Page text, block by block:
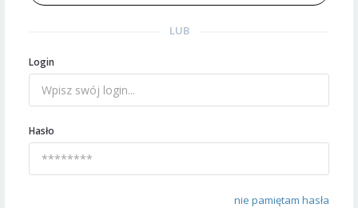
LUB
Login
Hasło
nie pamiętam hasła